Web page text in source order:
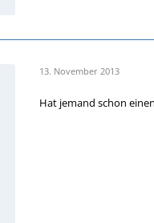
13. November 2013
Hat jemand schon